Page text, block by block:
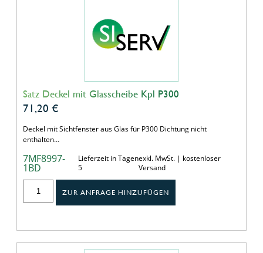
Satz Deckel mit Glasscheibe Kpl P300
71,20 €
Deckel mit Sichtfenster aus Glas für P300 Dichtung nicht
enthalten…
7MF8997-
1BD
Lieferzeit in Tagen
5
exkl. MwSt. | kostenloser
Versand
ZUR ANFRAGE HINZUFÜGEN